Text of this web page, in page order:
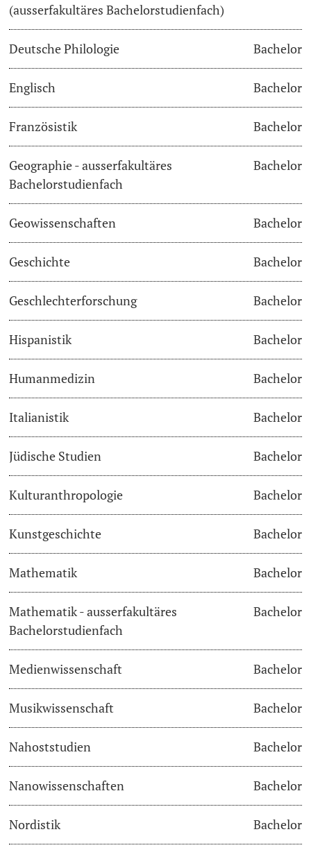
Mobilität
Campus Stories
Hörerinnen/Hörer
Student Life
Beratung & Support
Studienberatung
Studienfinanzierung
Berufseinstieg & Laufbahnberatung
Soziales & Gesundheit
Koordinationsstelle für Geflüchtete
Beratungswegweiser
Lernen & Lehren
KI in Studium und Lehre
Digitales Lernen
Sprachenzentrum
Lernbörse
Lernräume
(ausserfakultäres Bachelorstudienfach)
Deutsche Philologie Bachelor
Englisch Bachelor
Französistik Bachelor
Geographie - ausserfakultäres
Bachelorstudienfach
Bachelor
Geowissenschaften Bachelor
Geschichte Bachelor
Geschlechterforschung Bachelor
Hispanistik Bachelor
Humanmedizin Bachelor
Italianistik Bachelor
Jüdische Studien Bachelor
Kulturanthropologie Bachelor
Kunstgeschichte Bachelor
Mathematik Bachelor
Mathematik - ausserfakultäres
Bachelorstudienfach
Bachelor
Medienwissenschaft Bachelor
Musikwissenschaft Bachelor
Nahoststudien Bachelor
Nanowissenschaften Bachelor
Nordistik Bachelor